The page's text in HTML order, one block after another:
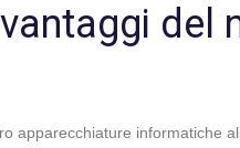
del
informatiche